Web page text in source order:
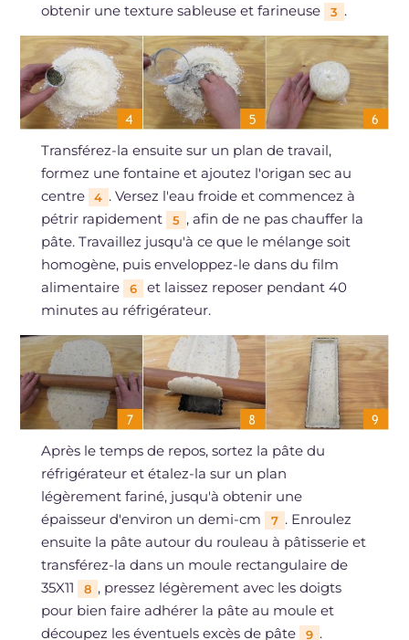
obtenir une texture sableuse et farineuse
3 .
Transférez-la ensuite sur un plan de travail,
formez une fontaine et ajoutez l'origan sec au
centre
4 . Versez l'eau froide et commencez à
pétrir rapidement
5 , afin de ne pas chauffer la
pâte. Travaillez jusqu'à ce que le mélange soit
homogène, puis enveloppez-le dans du film
alimentaire
6
et laissez reposer pendant 40
minutes au réfrigérateur.
Après le temps de repos, sortez la pâte du
réfrigérateur et étalez-la sur un plan
légèrement fariné, jusqu'à obtenir une
épaisseur d'environ un demi-cm
7 . Enroulez
ensuite la pâte autour du rouleau à pâtisserie et
transférez-la dans un moule rectangulaire de
35X11
8 , pressez légèrement avec les doigts
pour bien faire adhérer la pâte au moule et
découpez les éventuels excès de pâte
9 .